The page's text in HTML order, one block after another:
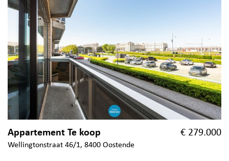
Appartement Te koop € 279.000
Wellingtonstraat 46/1, 8400 Oostende